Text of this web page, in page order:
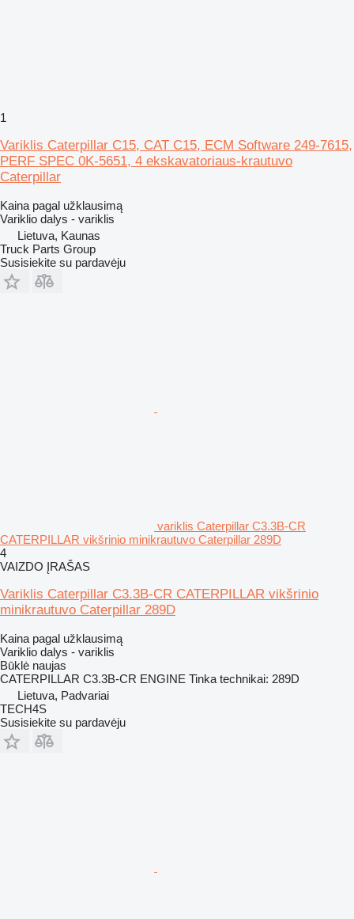
1
Variklis Caterpillar C15, CAT C15, ECM Software 249-7615,
PERF SPEC 0K-5651, 4 ekskavatoriaus-krautuvo
Caterpillar
Kaina pagal užklausimą
Variklio dalys - variklis
Lietuva, Kaunas
Truck Parts Group
Susisiekite su pardavėju
variklis Caterpillar C3.3B-CR
CATERPILLAR vikšrinio minikrautuvo Caterpillar 289D
4
VAIZDO ĮRAŠAS
Variklis Caterpillar C3.3B-CR CATERPILLAR vikšrinio
minikrautuvo Caterpillar 289D
Kaina pagal užklausimą
Variklio dalys - variklis
Būklė naujas
CATERPILLAR C3.3B-CR ENGINE Tinka technikai: 289D
Lietuva, Padvariai
TECH4S
Susisiekite su pardavėju